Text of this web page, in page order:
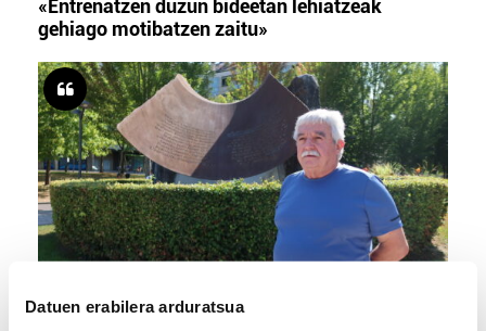
Datuen erabilera arduratsua
«Entrenatzen duzun bideetan lehiatzeak
gehiago motibatzen zaitu»